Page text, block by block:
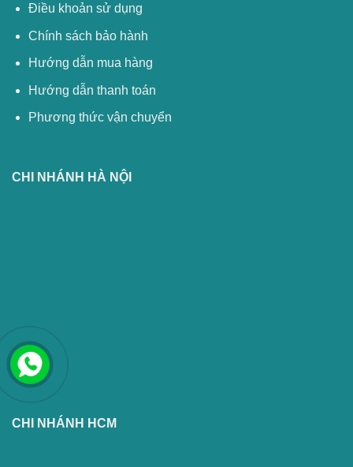
Điều khoản sử dụng
Chính sách bảo hành
Hướng dẫn mua hàng
Hướng dẫn thanh toán
Phương thức vận chuyển
CHI NHÁNH HÀ NỘI
CHI NHÁNH HCM